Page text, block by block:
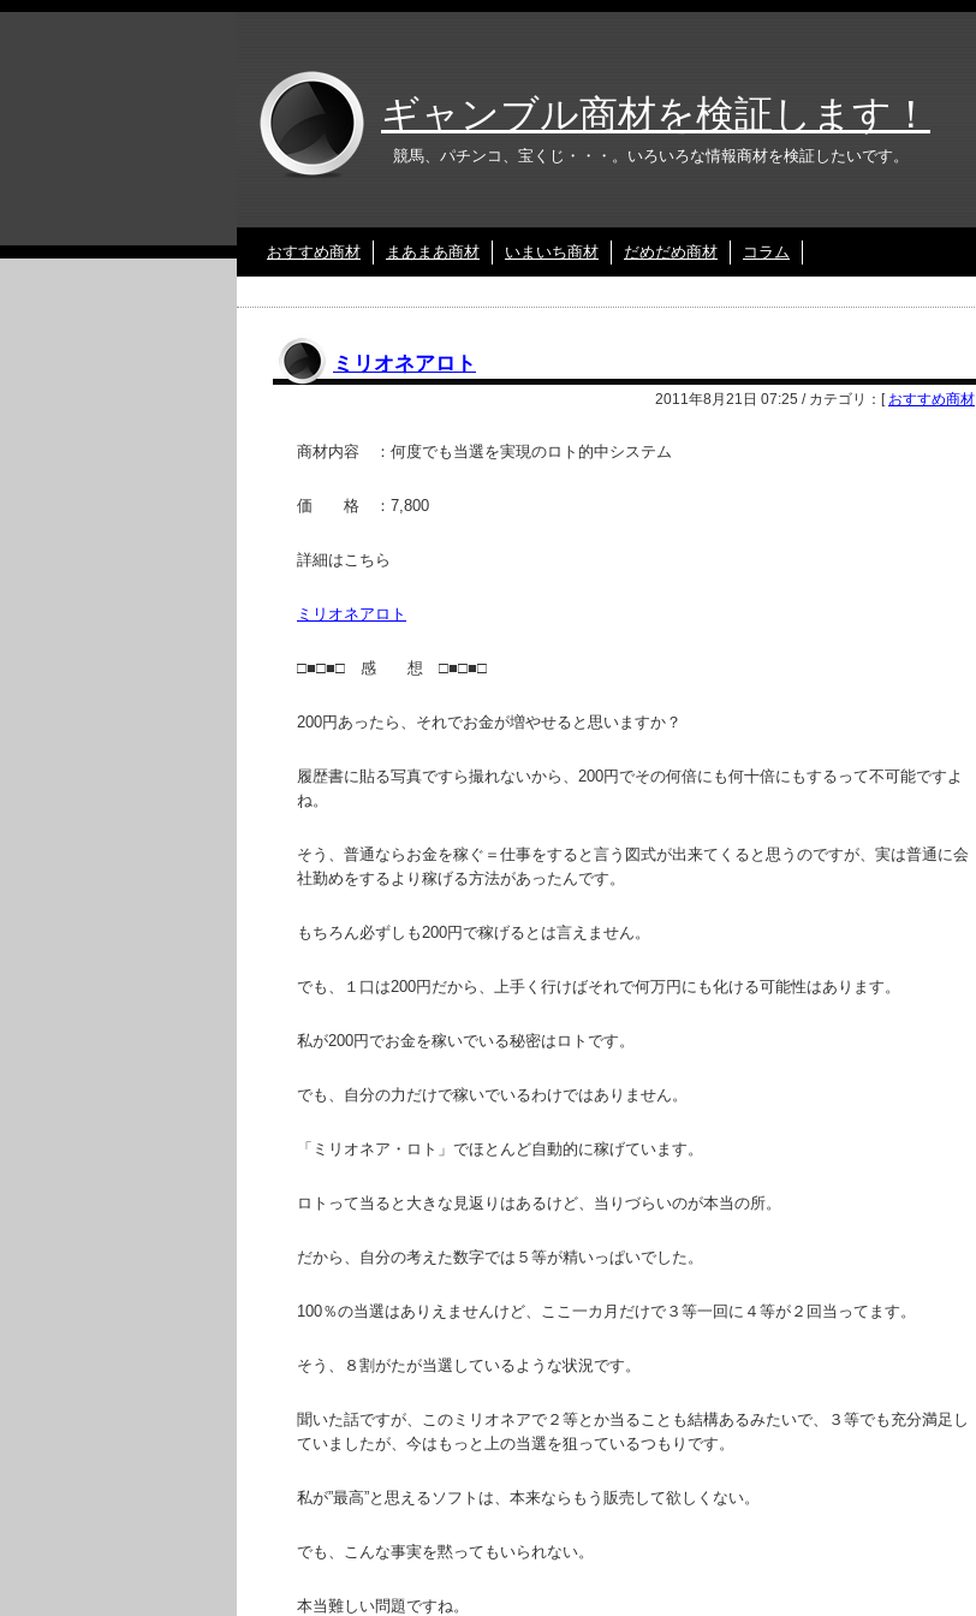
ギャンブル商材を検証します！
競馬、パチンコ、宝くじ・・・。いろいろな情報商材を検証したいです。
おすすめ商材 まあまあ商材 いまいち商材 だめだめ商材 コラム
ミリオネアロト
2011年8月21日 07:25 / カテゴリ：[ おすすめ商材
商材内容 ：何度でも当選を実現のロト的中システム
価 格 ：7,800
詳細はこちら
ミリオネアロト
□■□■□ 感 想 □■□■□
200円あったら、それでお金が増やせると思いますか？
履歴書に貼る写真ですら撮れないから、200円でその何倍にも何十倍にもするって不可能ですよ
ね。
そう、普通ならお金を稼ぐ＝仕事をすると言う図式が出来てくると思うのですが、実は普通に会
社勤めをするより稼げる方法があったんです。
もちろん必ずしも200円で稼げるとは言えません。
でも、１口は200円だから、上手く行けばそれで何万円にも化ける可能性はあります。
私が200円でお金を稼いでいる秘密はロトです。
でも、自分の力だけで稼いでいるわけではありません。
「ミリオネア・ロト」でほとんど自動的に稼げています。
ロトって当ると大きな見返りはあるけど、当りづらいのが本当の所。
だから、自分の考えた数字では５等が精いっぱいでした。
100％の当選はありえませんけど、ここ一カ月だけで３等一回に４等が２回当ってます。
そう、８割がたが当選しているような状況です。
聞いた話ですが、このミリオネアで２等とか当ることも結構あるみたいで、３等でも充分満足し
ていましたが、今はもっと上の当選を狙っているつもりです。
私が”最高”と思えるソフトは、本来ならもう販売して欲しくない。
でも、こんな事実を黙ってもいられない。
本当難しい問題ですね。